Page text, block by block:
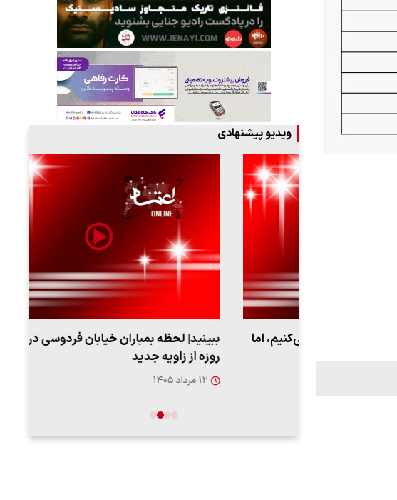
ویدیو پیشنهادی
ببینید| لحظه بمباران خیابان فردوسی در جنگ ۴۰
روزه از زاویه جدید